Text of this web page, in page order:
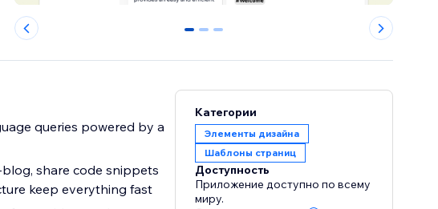
0 1 2
queries powered by a
share code snippets
keep everything fast
Категории
Элементы дизайна
Шаблоны страниц
Доступность
Приложение доступно по всему
миру.